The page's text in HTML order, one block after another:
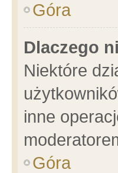
Góra
Dlaczego
Niektóre
inne
Góra